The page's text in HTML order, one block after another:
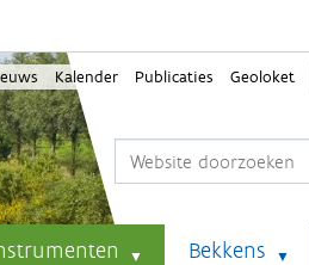
Kalender Publicaties Geoloket
Bekkens